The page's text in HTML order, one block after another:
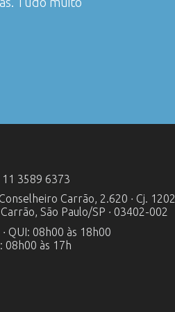
11 3589 6373
Carrão, 2.620 ∙ Cj. 1202
São Paulo/SP ∙ 03402-002
∙ QUI: 08h00 às 18h00
08h00 às 17h